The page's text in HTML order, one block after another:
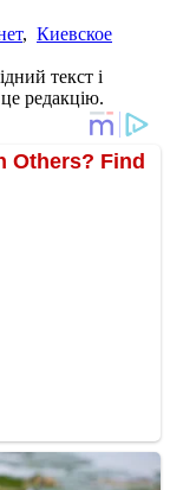
, Киевское
текст і
редакцію.